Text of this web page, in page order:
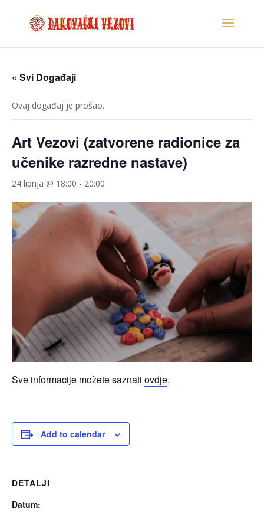
« Svi Događaji
Ovaj događaj je prošao.
Art Vezovi (zatvorene radionice za
učenike razredne nastave)
24 lipnja @ 18:00 - 20:00
Sve informacije možete saznati ovdje.
Add to calendar
DETALJI
Datum: